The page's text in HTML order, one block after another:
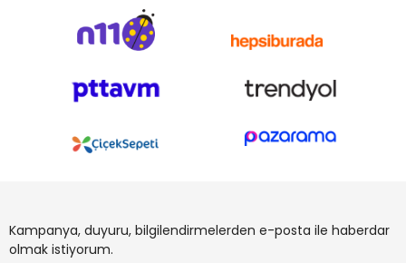
Kampanya, duyuru, bilgilendirmelerden e-posta ile haberdar
olmak istiyorum.